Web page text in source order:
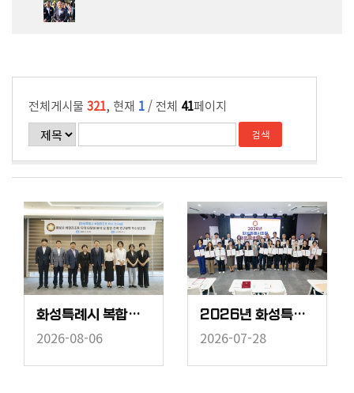
전체게시물 321, 현재 1 / 전체 41페이지
화성특례시 복합리조트 유치 연구회 착수보고회
2026-08-06
2026년 화성특례시의회 의원 법정의무교육
2026-07-28